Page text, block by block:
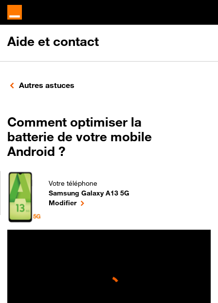
Aide et contact
Autres astuces
Comment optimiser la
batterie de votre mobile
Android ?
Votre téléphone
Samsung Galaxy A13 5G
Comment optimiser la batterie de votre mobile
Modifierle téléphone sélectionné